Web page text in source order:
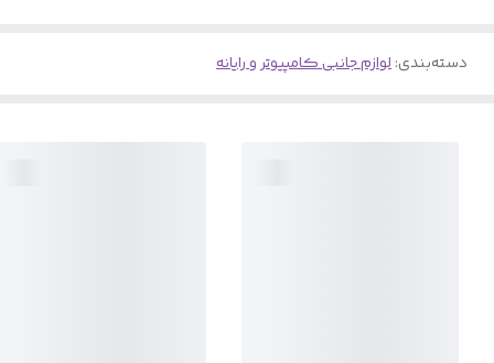
دسته‌بندی:لوازم جانبی کامپیوتر و رایانه